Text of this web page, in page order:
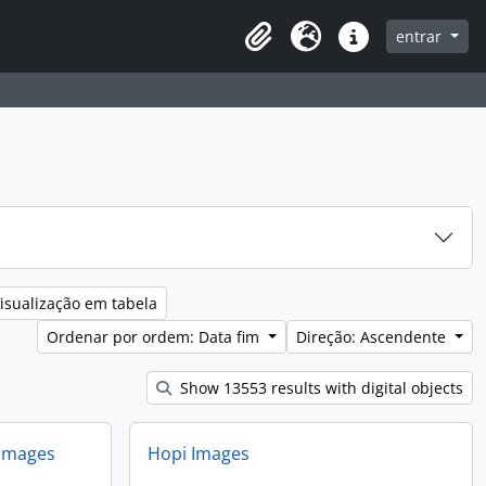
Clipboard
Idioma Ligações rápidas
entrar
em tabela
Ordenar por ordem: Data fim
Direção: Ascendente
Show 13553 results with digital objects
Hopi Images